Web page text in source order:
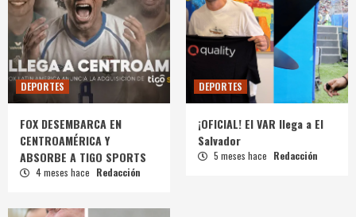
DEPORTES
FOX DESEMBARCA EN
CENTROAMÉRICA Y
ABSORBE A TIGO SPORTS
4 meses hace Redacción
DEPORTES
¡OFICIAL! El VAR llega a El
Salvador
5 meses hace Redacción